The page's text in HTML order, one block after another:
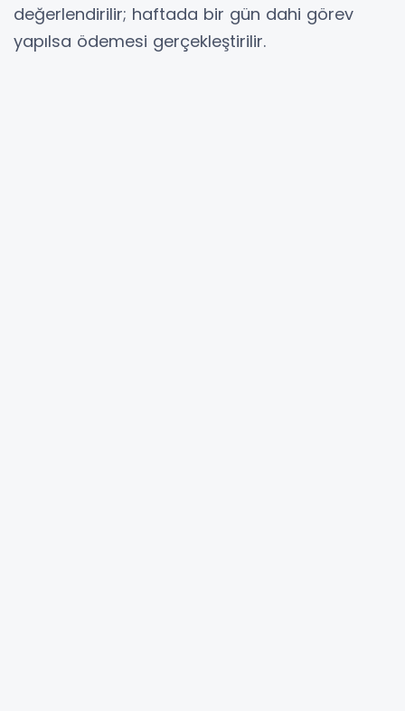
değerlendirilir; haftada bir gün dahi görev
yapılsa ödemesi gerçekleştirilir.